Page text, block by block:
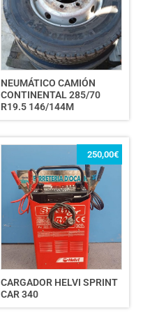
NEUMÁTICO CAMIÓN
CONTINENTAL 285/70
R19.5 146/144M
CARGADOR HELVI SPRINT
CAR 340
250,00€